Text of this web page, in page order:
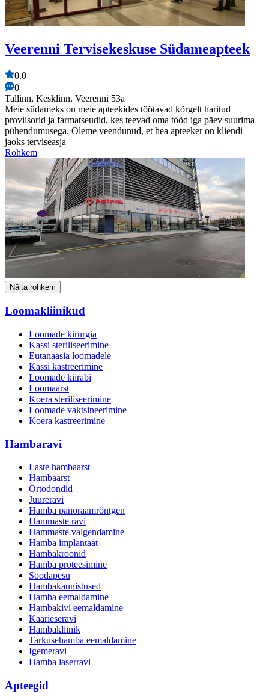
Veerenni Tervisekeskuse Südameapteek
0.0
0
Tallinn, Kesklinn, Veerenni 53a
Meie südameks on meie apteekides töötavad kõrgelt haritud
proviisorid ja farmatseudid, kes teevad oma tööd iga päev suurima
pühendumusega. Oleme veendunud, et hea apteeker on kliendi
jaoks terviseasja
Rohkem
Näita rohkem
Loomakliinikud
Loomade kirurgia
Kassi steriliseerimine
Eutanaasia loomadele
Kassi kastreerimine
Loomade kiirabi
Loomaarst
Koera steriliseerimine
Loomade vaktsineerimine
Koera kastreerimine
Hambaravi
Laste hambaarst
Hambaarst
Ortodondid
Juureravi
Hamba panoraamröntgen
Hammaste ravi
Hammaste valgendamine
Hamba implantaat
Hambakroonid
Hamba proteesimine
Soodapesu
Hambakaunistused
Hamba eemaldamine
Hambakivi eemaldamine
Kaarieseravi
Hambakliinik
Tarkusehamba eemaldamine
Igemeravi
Hamba laserravi
Apteegid